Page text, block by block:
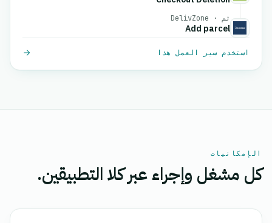
ثم · DelivZone
Add parcel
استخدم سير العمل هذا
الإمكانيات
كل مشغل وإجراء عبر كلا التطبيقين.